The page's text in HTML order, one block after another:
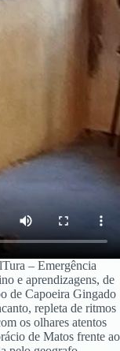
– Emergência
e aprendizagens, de
de Capoeira Gingado
repleta de ritmos
os olhares atentos
de Matos frente ao